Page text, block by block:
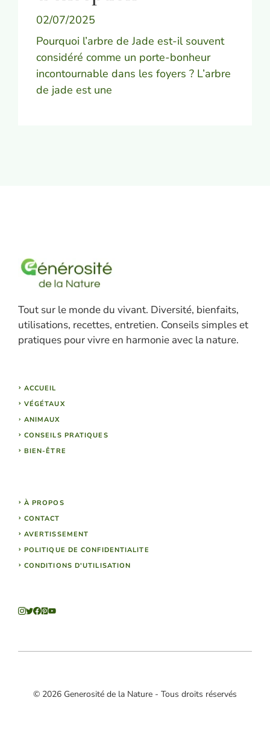
02/07/2025
Pourquoi l’arbre de Jade est-il souvent
considéré comme un porte-bonheur
incontournable dans les foyers ? L’arbre
de jade est une
Tout sur le monde du vivant. Diversité, bienfaits,
utilisations, recettes, entretien. Conseils simples et
pratiques pour vivre en harmonie avec la nature.
ACCUEIL
VÉGÉTAUX
ANIMAUX
CONSEILS PRATIQUES
BIEN-ÊTRE
À PROPOS
CONTACT
AVERTISSEMENT
POLITIQUE DE CONFIDENTIALITE
CONDITIONS D'UTILISATION
© 2026 Generosité de la Nature - Tous droits réservés